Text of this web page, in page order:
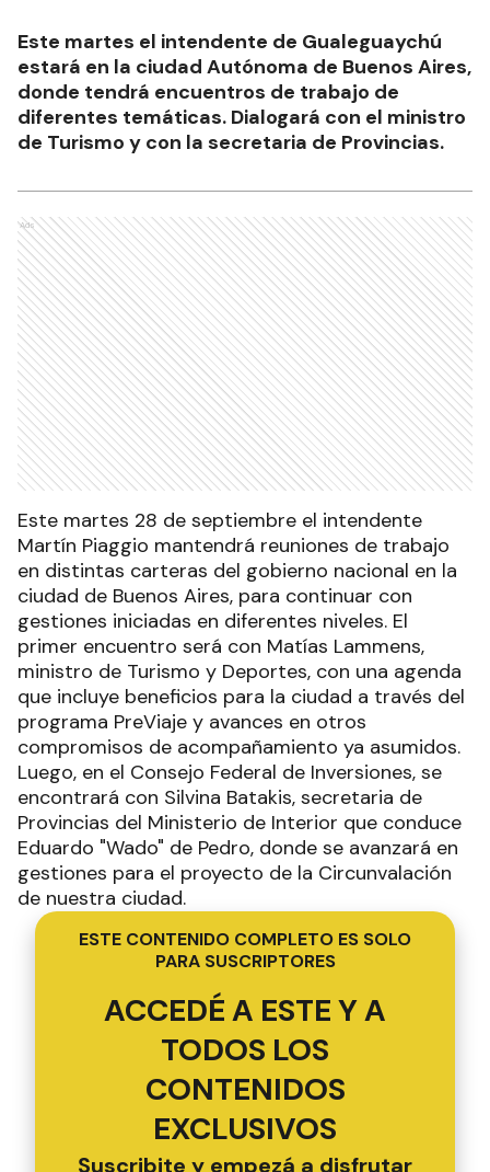
Este martes el intendente de Gualeguaychú
estará en la ciudad Autónoma de Buenos Aires,
donde tendrá encuentros de trabajo de
diferentes temáticas. Dialogará con el ministro
de Turismo y con la secretaria de Provincias.
Ads
Este martes 28 de septiembre el intendente
Martín Piaggio mantendrá reuniones de trabajo
en distintas carteras del gobierno nacional en la
ciudad de Buenos Aires, para continuar con
gestiones iniciadas en diferentes niveles. El
primer encuentro será con Matías Lammens,
ministro de Turismo y Deportes, con una agenda
que incluye beneficios para la ciudad a través del
programa PreViaje y avances en otros
compromisos de acompañamiento ya asumidos.
Luego, en el Consejo Federal de Inversiones, se
encontrará con Silvina Batakis, secretaria de
Provincias del Ministerio de Interior que conduce
Eduardo "Wado" de Pedro, donde se avanzará en
gestiones para el proyecto de la Circunvalación
de nuestra ciudad.
ESTE CONTENIDO COMPLETO ES SOLO
PARA SUSCRIPTORES
ACCEDÉ A ESTE Y A
TODOS LOS
CONTENIDOS
EXCLUSIVOS
Suscribite y empezá a disfrutar